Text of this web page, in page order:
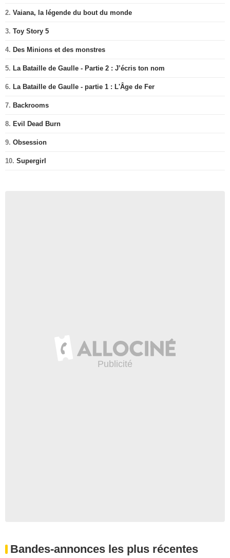
2. Vaiana, la légende du bout du monde
3. Toy Story 5
4. Des Minions et des monstres
5. La Bataille de Gaulle - Partie 2 : J’écris ton nom
6. La Bataille de Gaulle - partie 1 : L'Âge de Fer
7. Backrooms
8. Evil Dead Burn
9. Obsession
10. Supergirl
Bandes-annonces les plus récentes